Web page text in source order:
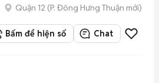
Quận 12 (P. Đông Hưng Thuận mới)
Bấm để hiện số Chat